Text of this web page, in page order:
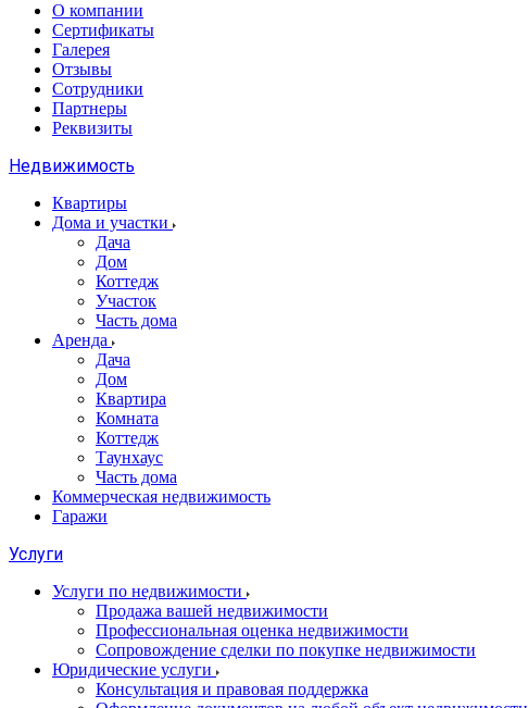
О компании
Сертификаты
Галерея
Отзывы
Сотрудники
Партнеры
Реквизиты
Недвижимость
Квартиры
Дома и участки
Дача
Дом
Коттедж
Участок
Часть дома
Аренда
Дача
Дом
Квартира
Комната
Коттедж
Таунхаус
Часть дома
Коммерческая недвижимость
Гаражи
Услуги
Услуги по недвижимости
Продажа вашей недвижимости
Профессиональная оценка недвижимости
Сопровождение сделки по покупке недвижимости
Юридические услуги
Консультация и правовая поддержка